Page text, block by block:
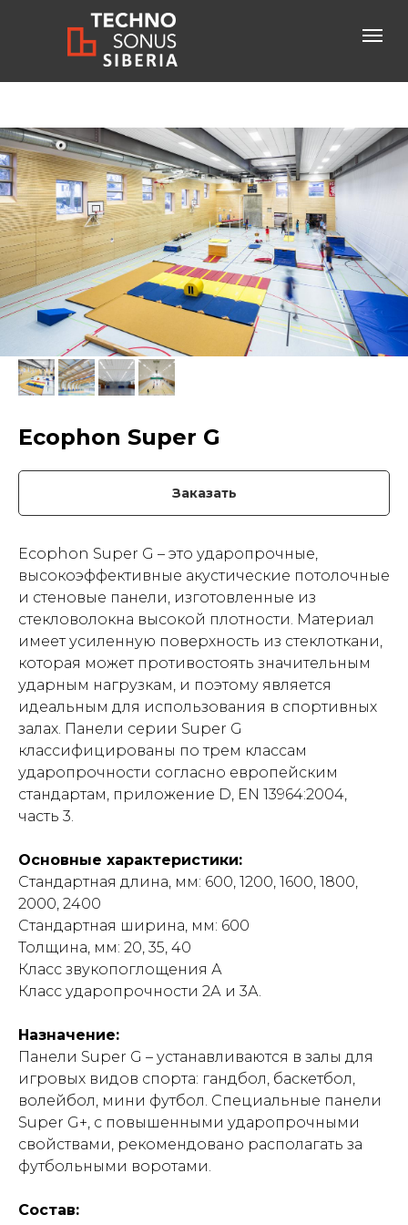
Консультация специалиста
бесплатный звонок по России
+7-800-600-61-83
Ecophon Super G
Заказать
Ecophon Super G – это ударопрочные,
высокоэффективные акустические потолочные
и стеновые панели, изготовленные из
стекловолокна высокой плотности. Материал
имеет усиленную поверхность из стеклоткани,
которая может противостоять значительным
ударным нагрузкам, и поэтому является
идеальным для использования в спортивных
залах. Панели серии Super G
классифицированы по трем классам
ударопрочности согласно европейским
стандартам, приложение D, EN 13964:2004,
часть 3.
Основные характеристики:
Стандартная длина, мм: 600, 1200, 1600, 1800,
2000, 2400
Стандартная ширина, мм: 600
Толщина, мм: 20, 35, 40
Класс звукопоглощения А
Класс ударопрочности 2А и 3А.
Назначение:
Панели Super G – устанавливаются в залы для
игровых видов спорта: гандбол, баскетбол,
волейбол, мини футбол. Специальные панели
Super G+, с повышенными ударопрочными
свойствами, рекомендовано располагать за
футбольными воротами.
Состав: